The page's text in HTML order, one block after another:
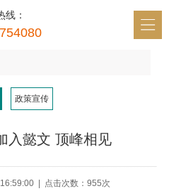
懿立
立
立
线：
政策宣传
入懿文 顶峰相见
| 点击次数：955次